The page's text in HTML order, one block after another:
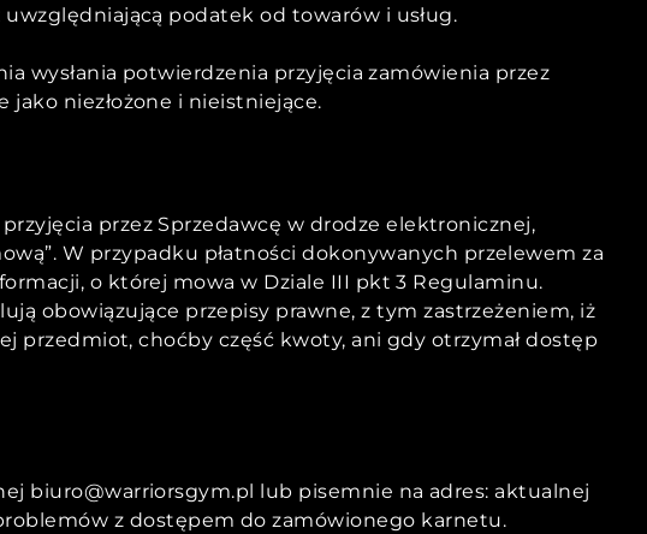
podatek od towarów i usług.
wysłania potwierdzenia przyjęcia zamówienia przez
jako niezłożone i nieistniejące.
przez Sprzedawcę w drodze elektronicznej,
W przypadku płatności dokonywanych przelewem za
o której mowa w Dziale III pkt 3 Regulaminu.
obowiązujące przepisy prawne, z tym zastrzeżeniem, iż
przedmiot, choćby część kwoty, ani gdy otrzymał dostęp
biuro@warriorsgym.pl lub pisemnie na adres: aktualnej
z dostępem do zamówionego karnetu.